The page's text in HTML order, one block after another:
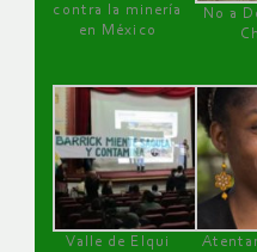
contra la minería
en México
No a
Valle de Elqui